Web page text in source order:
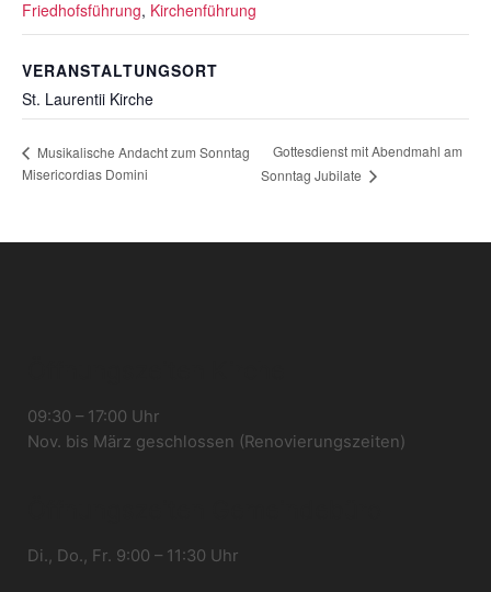
Friedhofsführung, Kirchenführung
VERANSTALTUNGSORT
St. Laurentii Kirche
Musikalische Andacht zum Sonntag
Misericordias Domini
Gottesdienst mit Abendmahl am
Sonntag Jubilate
09:30 – 17:00 Uhr
Nov. bis März geschlossen (Renovierungszeiten)
Di., Do., Fr. 9:00 – 11:30 Uhr